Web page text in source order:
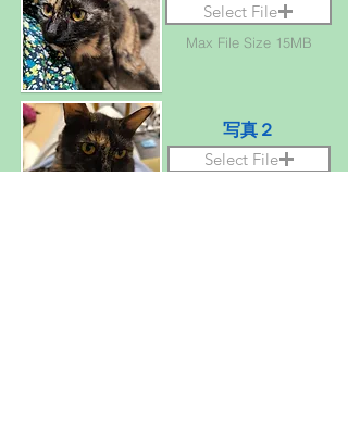
Select File
Max File Size 15MB
写真２
Select File